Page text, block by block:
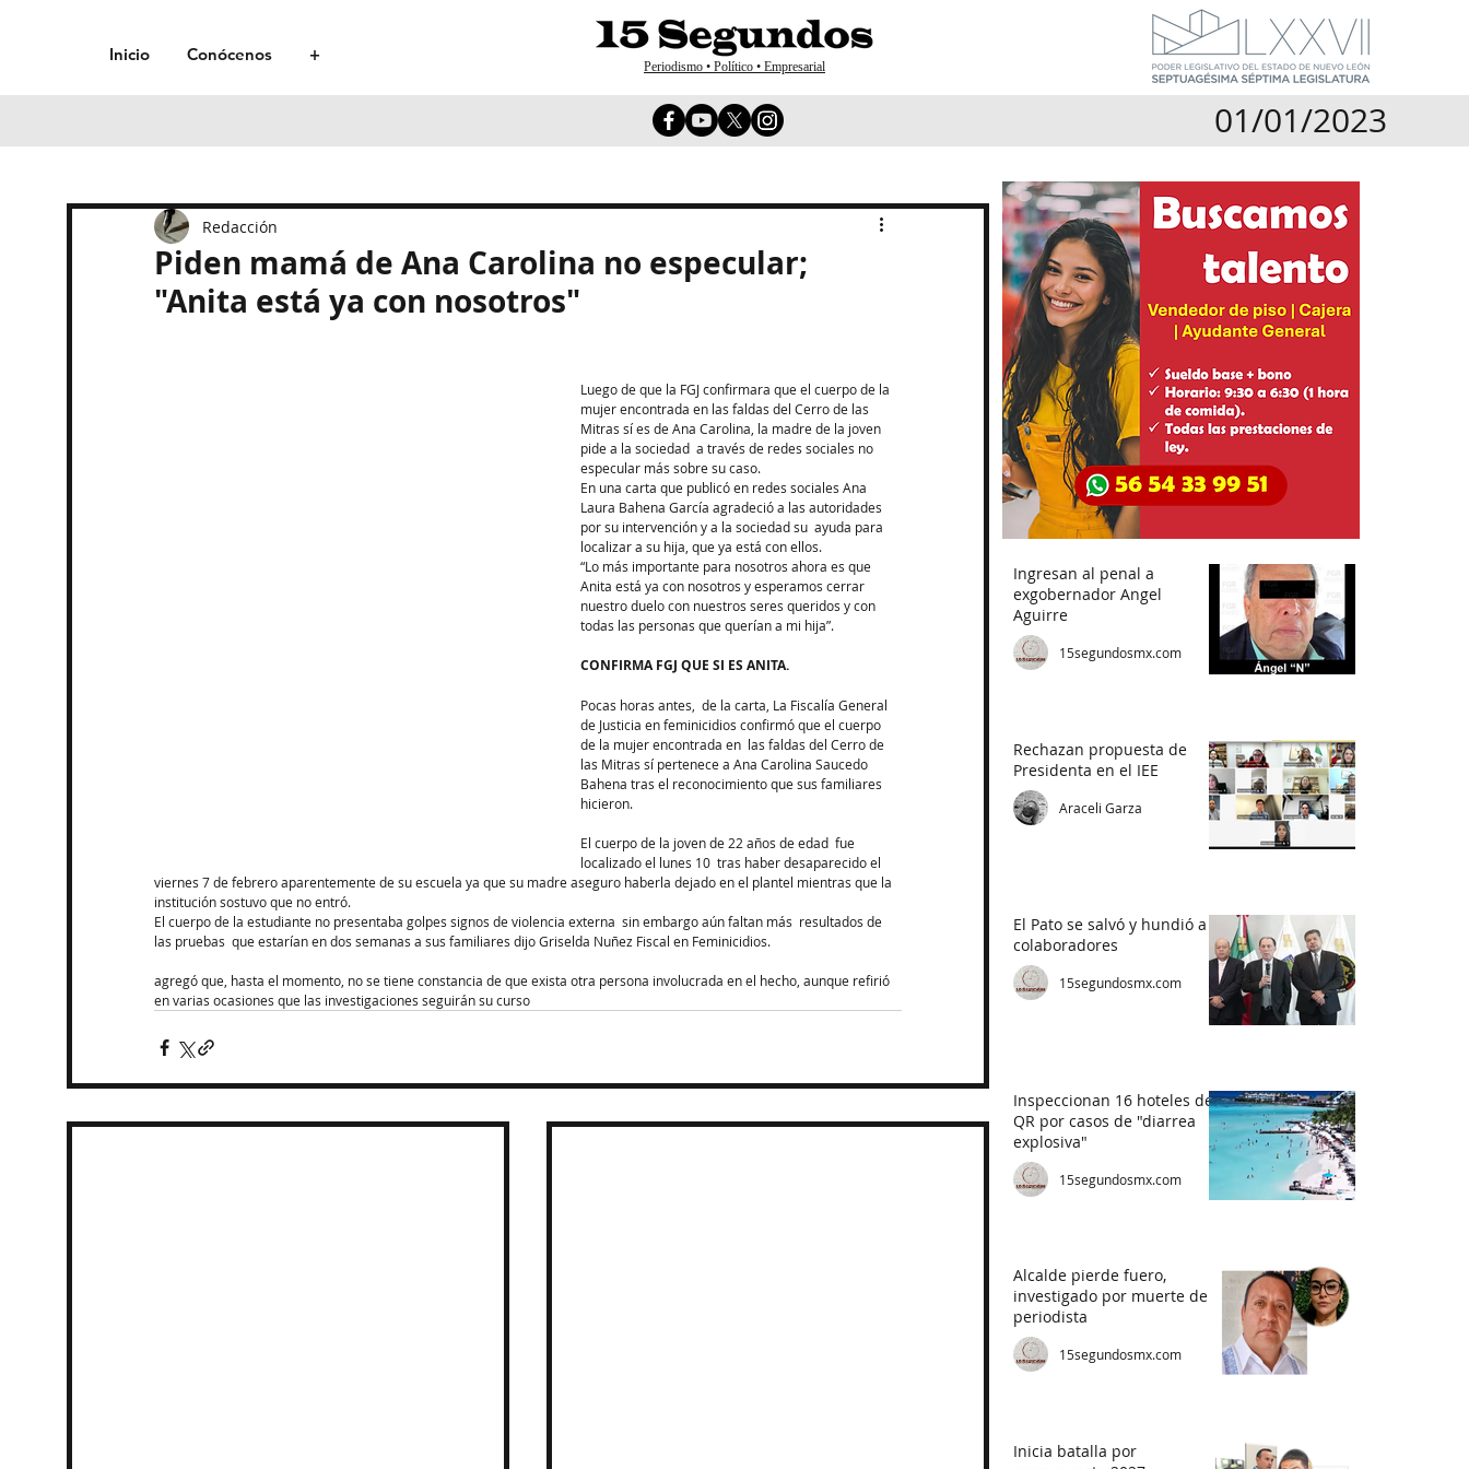
Inicio Conócenos +
Periodismo • Político • Empresarial
01/01/2023
Piden mamá de Ana Carolina no especular;
"Anita está ya con nosotros"
Redacción
Luego de que la FGJ confirmara que el cuerpo de la
mujer encontrada en las faldas del Cerro de las
Mitras sí es de Ana Carolina, la madre de la joven
pide a la sociedad  a través de redes sociales no
especular más sobre su caso.
En una carta que publicó en redes sociales Ana
Laura Bahena García agradeció a las autoridades
por su intervención y a la sociedad su  ayuda para
localizar a su hija, que ya está con ellos.
“Lo más importante para nosotros ahora es que
Anita está ya con nosotros y esperamos cerrar
nuestro duelo con nuestros seres queridos y con
todas las personas que querían a mi hija”.
CONFIRMA FGJ QUE SI ES ANITA.
Pocas horas antes,  de la carta, La Fiscalía General
de Justicia en feminicidios confirmó que el cuerpo
de la mujer encontrada en  las faldas del Cerro de
las Mitras sí pertenece a Ana Carolina Saucedo
Bahena tras el reconocimiento que sus familiares
hicieron.
El cuerpo de la joven de 22 años de edad  fue
localizado el lunes 10  tras haber desaparecido el
viernes 7 de febrero aparentemente de su escuela ya que su madre aseguro haberla dejado en el plantel mientras que la
institución sostuvo que no entró.
El cuerpo de la estudiante no presentaba golpes signos de violencia externa  sin embargo aún faltan más  resultados de
las pruebas  que estarían en dos semanas a sus familiares dijo Griselda Nuñez Fiscal en Feminicidios.
agregó que, hasta el momento, no se tiene constancia de que exista otra persona involucrada en el hecho, aunque refirió
en varias ocasiones que las investigaciones seguirán su curso
Ingresan al penal a
exgobernador Angel
Aguirre
15segundosmx.com
Rechazan propuesta de
Presidenta en el IEE
Araceli Garza
El Pato se salvó y hundió a
colaboradores
15segundosmx.com
Inspeccionan 16 hoteles de
QR por casos de "diarrea
explosiva"
15segundosmx.com
Alcalde pierde fuero,
investigado por muerte de
periodista
15segundosmx.com
Inicia batalla por